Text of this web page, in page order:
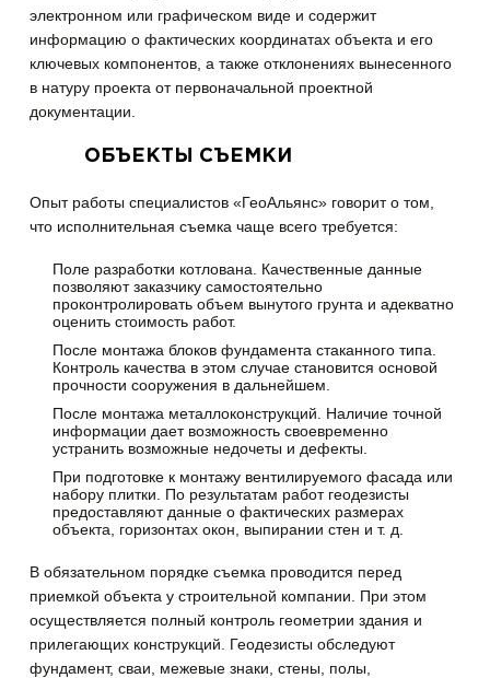
электронном или графическом виде и содержит
информацию о фактических координатах объекта и его
ключевых компонентов, а также отклонениях вынесенного
в натуру проекта от первоначальной проектной
документации.
ОБЪЕКТЫ СЪЕМКИ
Опыт работы специалистов «ГеоАльянс» говорит о том,
что исполнительная съемка чаще всего требуется:
Поле разработки котлована. Качественные данные
позволяют заказчику самостоятельно
проконтролировать объем вынутого грунта и адекватно
оценить стоимость работ.
После монтажа блоков фундамента стаканного типа.
Контроль качества в этом случае становится основой
прочности сооружения в дальнейшем.
После монтажа металлоконструкций. Наличие точной
информации дает возможность своевременно
устранить возможные недочеты и дефекты.
При подготовке к монтажу вентилируемого фасада или
набору плитки. По результатам работ геодезисты
предоставляют данные о фактических размерах
объекта, горизонтах окон, выпирании стен и т. д.
В обязательном порядке съемка проводится перед
приемкой объекта у строительной компании. При этом
осуществляется полный контроль геометрии здания и
прилегающих конструкций. Геодезисты обследуют
фундамент, сваи, межевые знаки, стены, полы,